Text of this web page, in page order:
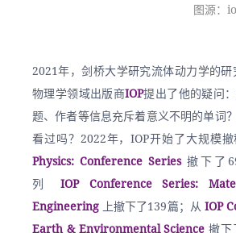
图源：
2021年，剑桥大学研究流体动力学的
物理学领域出版商IOP提出了他的疑问
题、作者等信息充斥着意义不明的单词
看过吗？2022年，IOP开始了大规模
Physics: Conference Series 撤下了
列 IOP Conference Series:
Engineering 上撤下了139篇；从 IOP
Earth & Environmental Science 撤下